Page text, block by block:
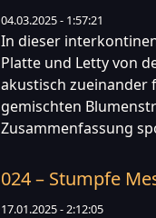
04.03.2025 - 1:57:21
In dieser
Platte und Letty von
akustisch zueinander
gemischten
Zusammenfassung
024 – Stumpfe
17.01.2025 - 2:12:05